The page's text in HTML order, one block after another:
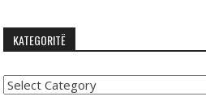
KATEGORITË
Kategoritë